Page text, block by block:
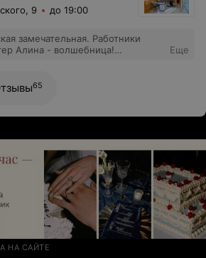
9 до 19:00
замечательная. Работники
Алина - волшебница!
Еще
65
НА САЙТЕ